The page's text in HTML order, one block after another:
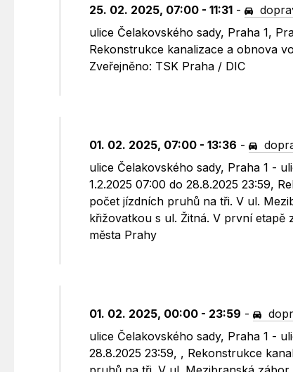
25. 02. 2025, 07:00 - 11:31 -
ulice Čelakovského sady, Praha 1,
Rekonstrukce kanalizace a obnova
Zveřejněno: TSK Praha / DIC
01. 02. 2025, 07:00 - 13:36 -
ulice Čelakovského sady, Praha 1 -
1.2.2025 07:00 do 28.8.2025 23:59,
počet jízdních pruhů na tři. V ul.
křižovatkou s ul. Žitná. V první etapě
města Prahy
01. 02. 2025, 00:00 - 23:59 -
ulice Čelakovského sady, Praha 1 -
28.8.2025 23:59, , Rekonstrukce